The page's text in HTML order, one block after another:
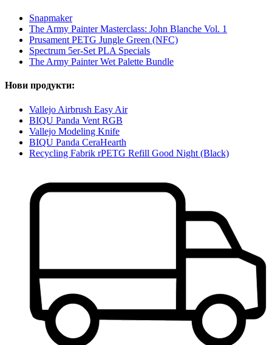
Snapmaker
The Army Painter Masterclass: John Blanche Vol. 1
Prusament PETG Jungle Green (NFC)
Spectrum 5er-Set PLA Specials
The Army Painter Wet Palette Bundle
Нови продукти:
Vallejo Airbrush Easy Air
BIQU Panda Vent RGB
Vallejo Modeling Knife
BIQU Panda CeraHearth
Recycling Fabrik rPETG Refill Good Night (Black)